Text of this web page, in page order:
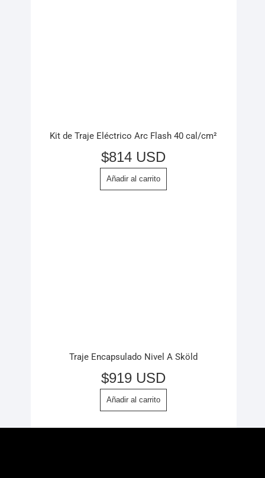
Kit de Traje Eléctrico Arc Flash 40 cal/cm²
$814 USD
Añadir al carrito
Traje Encapsulado Nivel A Sköld
$919 USD
Añadir al carrito